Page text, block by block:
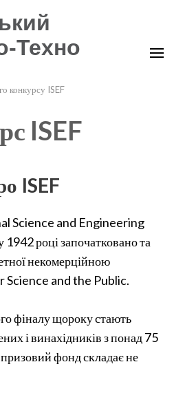
Техно
конкурсу ISEF
ISEF
ISEF
Science and Engineering
році започатковано та
некомерційною
Science and the Public.
фіналу щороку стають
і винахідників з понад 75
призовий фонд складає не